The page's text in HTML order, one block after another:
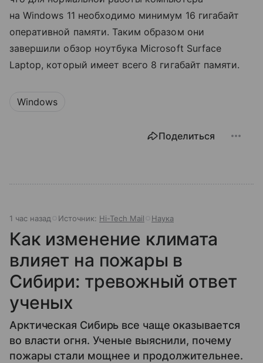
на Windows 11 необходимо минимум 16 гигабайт
оперативной памяти. Таким образом они
завершили обзор ноутбука Microsoft Surface
Laptop, который имеет всего 8 гигабайт памяти.
Windows
Поделиться
1 час назад Источник: Hi-Tech Mail Наука
Как изменение климата
влияет на пожары в
Сибири: тревожный ответ
ученых
Арктическая Сибирь все чаще оказывается
во власти огня. Ученые выяснили, почему
пожары стали мощнее и продолжительнее.